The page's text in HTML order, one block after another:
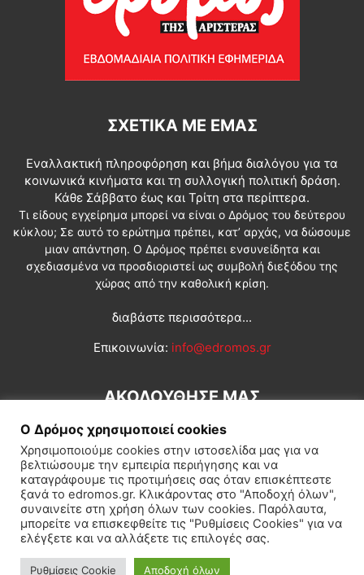
ΣΧΕΤΙΚΆ ΜΕ ΕΜΆΣ
Εναλλακτική πληροφόρηση και βήμα διαλόγου για τα
κοινωνικά κινήματα και τη συλλογική πολιτική δράση.
Κάθε Σάββατο έως και Τρίτη στα περίπτερα.
Τι είδους εγχείρημα μπορεί να είναι ο Δρόμος του δεύτερου
κύκλου; Σε αυτό το ερώτημα πρέπει, κατ’ αρχάς, να δώσουμε
μιαν απάντηση. Ο Δρόμος πρέπει ενσυνείδητα και
σχεδιασμένα να προσδιοριστεί ως συμβολή διεξόδου της
χώρας από την καθολική κρίση.
διαβάστε περισσότερα...
Επικοινωνία: info@edromos.gr
ΑΚΟΛΟΥΘΗΣΕ ΜΑΣ
Εγγραφή συνδρομητή Πολιτική Διεθνή Κοινωνία
Πολιτισμός Αφιερώματα
Ο Δρόμος χρησιμοποιεί cookies
Χρησιμοποιούμε cookies στην ιστοσελίδα μας για να
βελτιώσουμε την εμπειρία περιήγησης και να
καταγράφουμε τις προτιμήσεις σας όταν επισκέπτεστε
ξανά το edromos.gr. Κλικάροντας στο "Αποδοχή όλων",
συναινείτε στη χρήση όλων των cookies. Παρόλαυτα,
μπορείτε να επισκεφθείτε τις "Ρυθμίσεις Cookies" για να
ελέγξετε και να αλλάξετε τις επιλογές σας.
Ρυθμίσεις Cookie Αποδοχή όλων